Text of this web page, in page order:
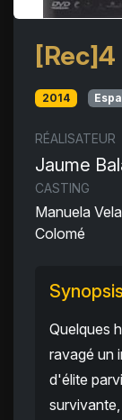
[Rec]4
2014
RÉALISATEUR
Jaume
CASTING
Manuela
Colomé
Synopsis
Quelques
ravagé un
d'élite